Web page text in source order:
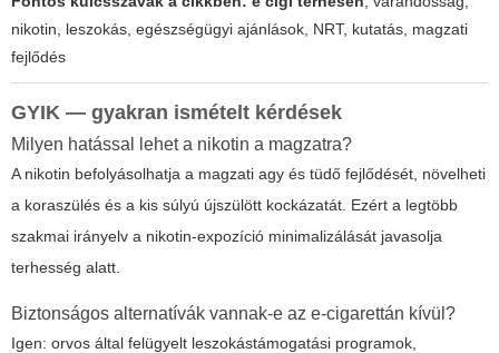
nikotin, leszokás, egészségügyi ajánlások, NRT, kutatás, magzati
fejlődés
GYIK — gyakran ismételt kérdések
Milyen hatással lehet a nikotin a magzatra?
A nikotin befolyásolhatja a magzati agy és tüdő fejlődését, növelheti
a koraszülés és a kis súlyú újszülött kockázatát. Ezért a legtöbb
szakmai irányelv a nikotin-expozíció minimalizálását javasolja
terhesség alatt.
Biztonságos alternatívák vannak-e az e-cigarettán kívül?
Igen: orvos által felügyelt leszokástámogatási programok,